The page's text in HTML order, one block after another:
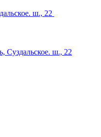
ш., 22
Суздальское. ш., 22